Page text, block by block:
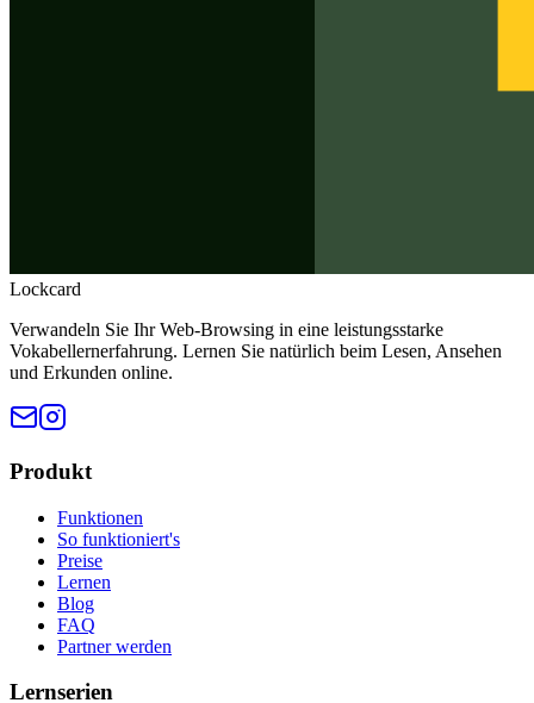
Lockcard
Verwandeln Sie Ihr Web-Browsing in eine leistungsstarke
Vokabellernerfahrung. Lernen Sie natürlich beim Lesen, Ansehen
und Erkunden online.
Produkt
Funktionen
So funktioniert's
Preise
Lernen
Blog
FAQ
Partner werden
Lernserien